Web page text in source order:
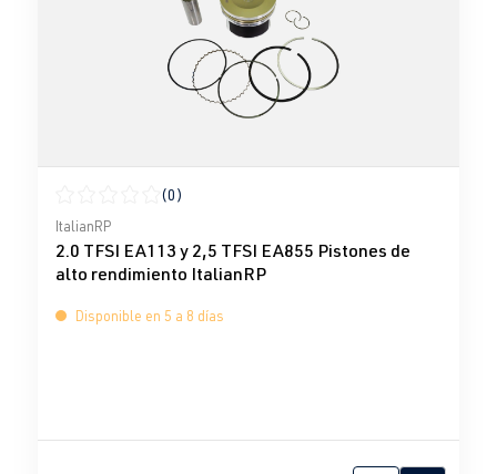
Calificación promedio de 0 de 5 estrellas
(0)
ItalianRP
2.0 TFSI EA113 y 2,5 TFSI EA855 Pistones de
alto rendimiento ItalianRP
Disponible en 5 a 8 días